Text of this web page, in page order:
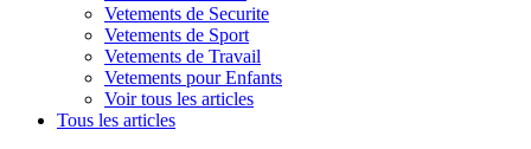
Vetements de Securite
Vetements de Sport
Vetements de Travail
Vetements pour Enfants
Voir tous les articles
Tous les articles